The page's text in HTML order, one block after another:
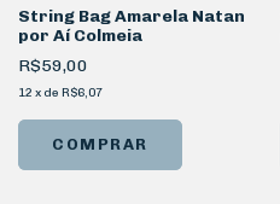
String Bag Amarela Natan
por Aí Colmeia
R$59,00
12 x de R$6,07